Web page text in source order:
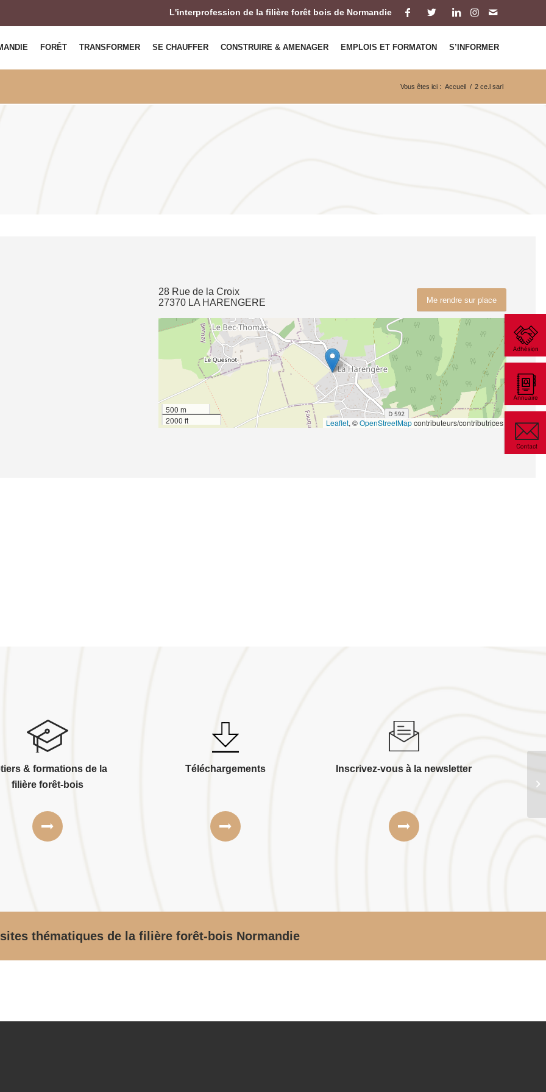
L'interprofession de la filière forêt bois de Normandie
FORÊT TRANSFORMER SE CHAUFFER CONSTRUIRE & AMENAGER EMPLOIS ET FORMATON S’INFORMER
Vous êtes ici : Accueil / 2 ce.l sarl
Me rendre sur place
28 Rue de la Croix
27370 LA HARENGERE
500 m
2000 ft
Leaflet, ©OpenStreetMapcontributeurs/contributrices
& formations de la
filière forêt-bois
Téléchargements Inscrivez-vous à la newsletter
thématiques de la filière forêt-bois Normandie
2l